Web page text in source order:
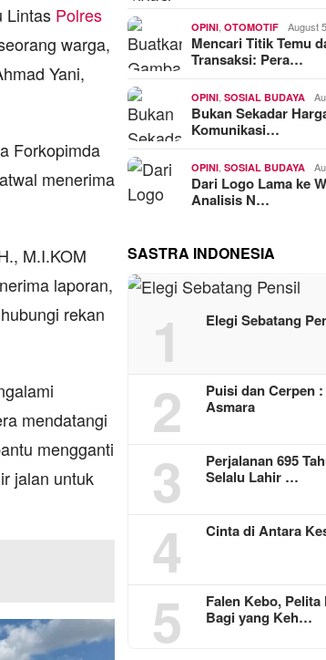
Lintas Polres
warga,
Yani,
Forkopimda
menerima
M.I.KOM
laporan,
rekan
mendatangi
mengganti
jalan untuk
OPINI ,OTOMOTIF August
Mencari Titik Temu
Transaksi: Pera…
OPINI ,SOSIAL BUDAYA
Bukan Sekadar
Komunikasi…
OPINI ,SOSIAL BUDAYA
Dari Logo Lama ke
Analisis N…
SASTRA INDONESIA
1 Elegi Sebatang
2
Puisi dan Cerpen
Asmara
3
Perjalanan 695
Selalu Lahir …
4 Cinta di Antara
5
Falen Kebo, Pelita
Bagi yang Keh…